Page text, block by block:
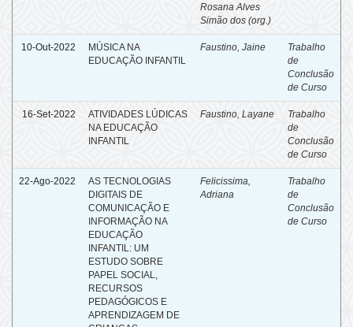
Rosana Alves
Simão dos (org.)
10-Out-2022
MÚSICA NA
EDUCAÇÃO INFANTIL
Faustino, Jaine
Trabalho
de
Conclusão
de Curso
16-Set-2022
ATIVIDADES LÚDICAS
NA EDUCAÇÃO
INFANTIL
Faustino, Layane
Trabalho
de
Conclusão
de Curso
22-Ago-2022
AS TECNOLOGIAS
DIGITAIS DE
COMUNICAÇÃO E
INFORMAÇÃO NA
EDUCAÇÃO
INFANTIL: UM
ESTUDO SOBRE
PAPEL SOCIAL,
RECURSOS
PEDAGÓGICOS E
APRENDIZAGEM DE
Felicissima,
Adriana
Trabalho
de
Conclusão
de Curso